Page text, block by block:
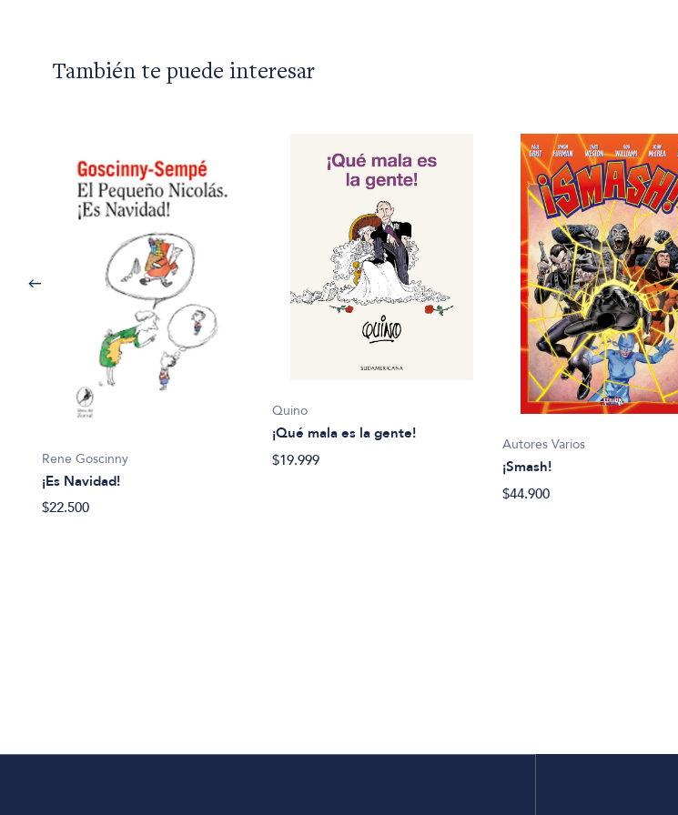
También te puede interesar
Rene Goscinny
¡Es Navidad!
$22.500
Quino
¡Qué mala es la gente!
$19.999
Autores Varios
¡Smash!
$44.900